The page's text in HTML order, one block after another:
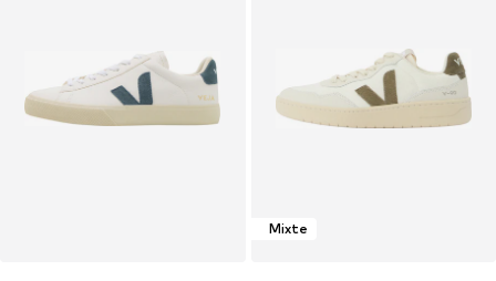
Mixte